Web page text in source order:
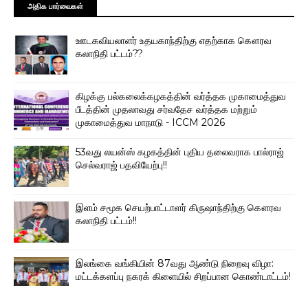
அதிக பார்வைகள்
ஊடகவியலாளர் உதயகாந்திற்கு எதற்காக கௌரவ
கலாநிதி பட்டம்??
கிழக்கு பல்கலைக்கழகத்தின் வர்த்தக முகாமைத்துவ
பீடத்தின் முதலாவது சர்வதேச வர்த்தக மற்றும்
முகாமைத்துவ மாநாடு - ICCM 2026
53வது லயன்ஸ் கழகத்தின் புதிய தலைவராக பால்ராஜ்
செல்வராஜ் பதவியேற்பு!!
இளம் சமூக செயற்பாட்டாளர் கிருஷாந்திற்கு கௌரவ
கலாநிதி பட்டம்!!
இலங்கை வங்கியின் 87வது ஆண்டு நிறைவு விழா:
மட்டக்களப்பு நகரக் கிளையில் சிறப்பான கொண்டாட்டம்!